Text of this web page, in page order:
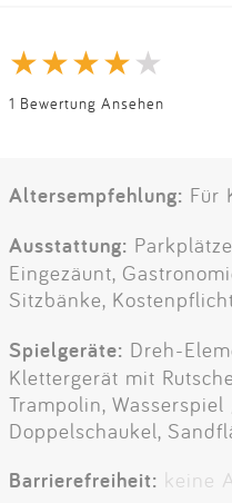
1 Bewertung Ansehen
Altersempfehlung: Für
Ausstattung:
Eingezäunt,
Sitzbänke,
Spielgeräte: Dreh-
Klettergerät mit
Trampolin,
Doppelschaukel,
Barrierefreiheit: keine